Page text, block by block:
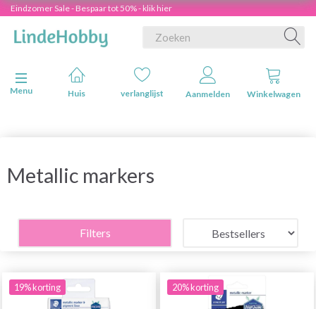
Eindzomer Sale - Bespaar tot 50% - klik hier
Navigatie in-/uitschakelen
Menu
Huis verlanglijst Aanmelden Winkelwagen
Metallic markers
Filters
19% korting 20% korting